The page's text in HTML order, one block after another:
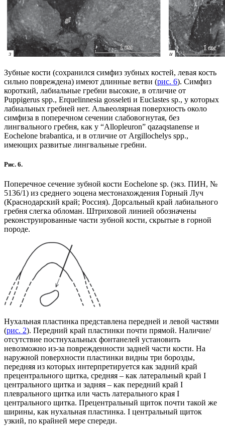
Зубные кости (сохранился симфиз зубных костей, левая кость
сильно повреждена) имеют длинные ветви (рис. 6). Симфиз
короткий, лабиальные гребни высокие, в отличие от
Puppigerus spp., Erquelinnesia gosseleti и Euclastes sp., у которых
лабиальных гребней нет. Альвеолярная поверхность около
симфиза в поперечном сечении слабовогнутая, без
лингвального гребня, как у “Allopleuron” qazaqstanense и
Eochelone brabantica, и в отличие от Argillochelys spp.,
имеющих развитые лингвальные гребни.
Рис. 6.
Поперечное сечение зубной кости Eochelone sp. (экз. ПИН, №
5136/1) из среднего эоцена местонахождения Горный Луч
(Краснодарский край; Россия). Дорсальный край лабиального
гребня слегка обломан. Штриховой линией обозначены
реконструированные части зубной кости, скрытые в горной
породе.
Нухальная пластинка представлена передней и левой частями
(рис. 2). Передний край пластинки почти прямой. Наличие/
отсутствие постнухальных фонтанелей установить
невозможно из-за поврежденности задней части кости. На
наружной поверхности пластинки видны три борозды,
передняя из которых интерпретируется как задний край
прецентрального щитка, средняя – как латеральный край I
центрального щитка и задняя – как передний край I
плеврального щитка или часть латерального края I
центрального щитка. Прецентральный щиток почти такой же
ширины, как нухальная пластинка. I центральный щиток
узкий, по крайней мере спереди.